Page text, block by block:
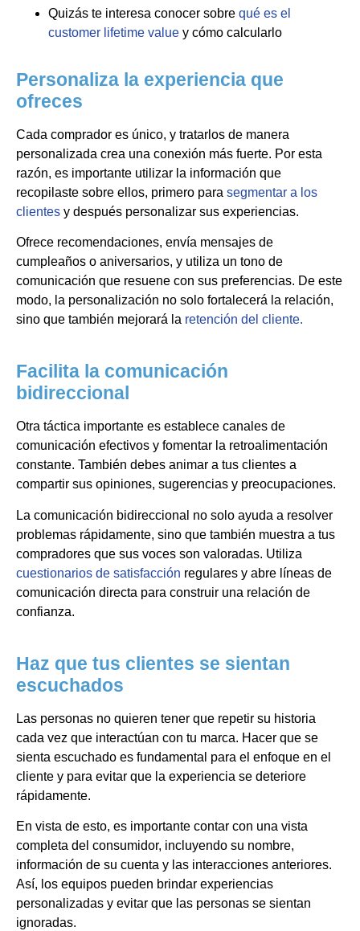
Quizás te interesa conocer sobre qué es el
customer lifetime value y cómo calcularlo
Personaliza la experiencia que
ofreces
Cada comprador es único, y tratarlos de manera
personalizada crea una conexión más fuerte. Por esta
razón, es importante utilizar la información que
recopilaste sobre ellos, primero para segmentar a los
clientes y después personalizar sus experiencias.
Ofrece recomendaciones, envía mensajes de
cumpleaños o aniversarios, y utiliza un tono de
comunicación que resuene con sus preferencias. De este
modo, la personalización no solo fortalecerá la relación,
sino que también mejorará la retención del cliente.
Facilita la comunicación
bidireccional
Otra táctica importante es establece canales de
comunicación efectivos y fomentar la retroalimentación
constante. También debes animar a tus clientes a
compartir sus opiniones, sugerencias y preocupaciones.
La comunicación bidireccional no solo ayuda a resolver
problemas rápidamente, sino que también muestra a tus
compradores que sus voces son valoradas. Utiliza
cuestionarios de satisfacción regulares y abre líneas de
comunicación directa para construir una relación de
confianza.
Haz que tus clientes se sientan
escuchados
Las personas no quieren tener que repetir su historia
cada vez que interactúan con tu marca. Hacer que se
sienta escuchado es fundamental para el enfoque en el
cliente y para evitar que la experiencia se deteriore
rápidamente.
En vista de esto, es importante contar con una vista
completa del consumidor, incluyendo su nombre,
información de su cuenta y las interacciones anteriores.
Así, los equipos pueden brindar experiencias
personalizadas y evitar que las personas se sientan
ignoradas.